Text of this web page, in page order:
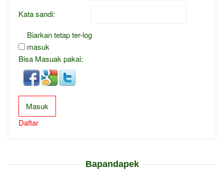
Kata sandi:
Biarkan tetap ter-log
masuk
Bisa Masuak pakai:
Masuk
Daftar
Bapandapek